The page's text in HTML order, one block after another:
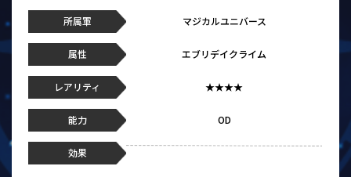
所属軍 マジカルユニバース
属性 エブリデイクライム
レアリティ ★★★★
能力 OD
効果